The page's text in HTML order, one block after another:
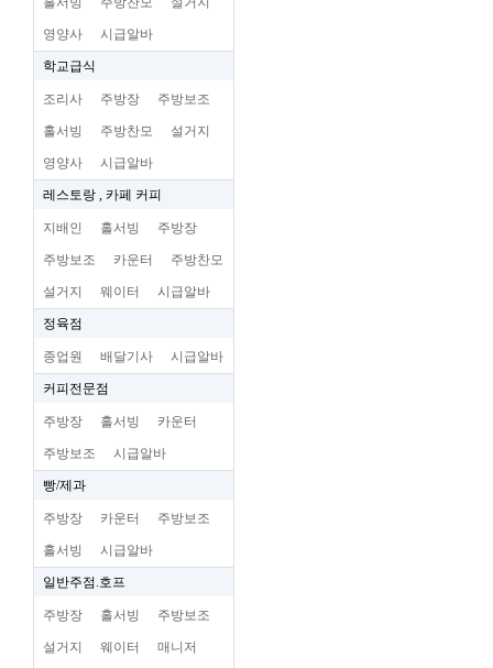
영양사 시급알바
학교급식
조리사 주방장 주방보조
홀서빙 주방찬모 설거지
영양사 시급알바
레스토랑 , 카페 커피
지배인 홀서빙 주방장
주방보조 카운터 주방찬모
설거지 웨이터 시급알바
정육점
종업원 배달기사 시급알바
커피전문점
주방장 홀서빙 카운터
주방보조 시급알바
빵/제과
주방장 카운터 주방보조
홀서빙 시급알바
일반주점.호프
주방장 홀서빙 주방보조
설거지 웨이터 매니저